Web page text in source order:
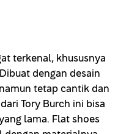
terkenal, khususnya
dengan desain
tetap cantik dan
Tory Burch ini bisa
lama. Flat shoes